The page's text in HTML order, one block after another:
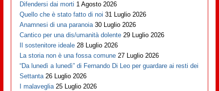
Difendersi dai morti 1 Agosto 2026
Quello che è stato fatto di noi 31 Luglio 2026
Anamnesi di una paranoia 30 Luglio 2026
Cantico per una dis/umanità dolente 29 Luglio 2026
Il sostenitore ideale 28 Luglio 2026
La storia non è una fossa comune 27 Luglio 2026
“Da lunedì a lunedì” di Fernando Di Leo per guardare ai resti dei
Settanta 26 Luglio 2026
I malaveglia 25 Luglio 2026